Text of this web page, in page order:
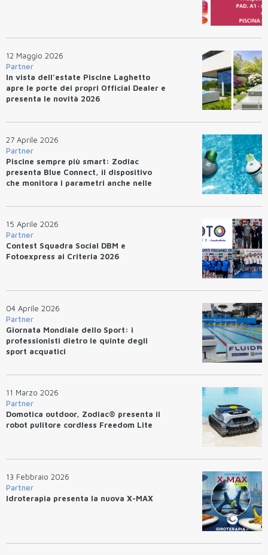
12 Maggio 2026
Partner
In vista dell’estate Piscine Laghetto
apre le porte dei propri Official Dealer e
presenta le novità 2026
27 Aprile 2026
Partner
Piscine sempre più smart: Zodiac
presenta Blue Connect, il dispositivo
che monitora i parametri anche nelle
15 Aprile 2026
Partner
Contest Squadra Social DBM e
Fotoexpress ai Criteria 2026
04 Aprile 2026
Partner
Giornata Mondiale dello Sport: i
professionisti dietro le quinte degli
sport acquatici
11 Marzo 2026
Partner
Domotica outdoor, Zodiac® presenta il
robot pulitore cordless Freedom Lite
13 Febbraio 2026
Partner
Idroterapia presenta la nuova X-MAX